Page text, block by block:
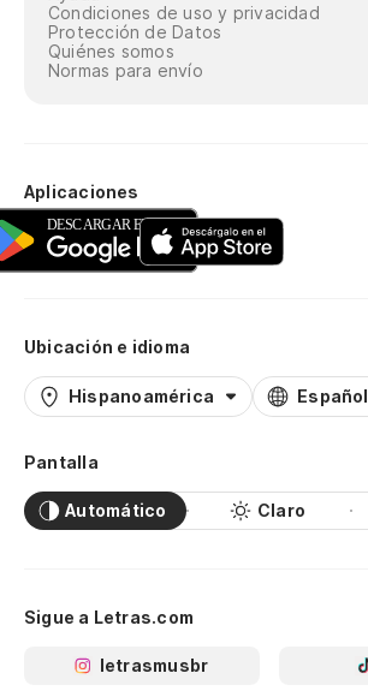
Condiciones de uso y privacidad
Protección de Datos
Quiénes somos
Normas para envío
Aplicaciones
Ubicación e idioma
Hispanoamérica Español
Pantalla
Automático Claro
Sigue a Letras.com
letrasmusbr